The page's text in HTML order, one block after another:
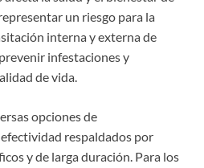
un riesgo para la
interna y externa de
infestaciones y
de vida.
opciones de
respaldados por
y de larga duración. Para los